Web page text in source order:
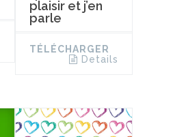
plaisir et j’en
parle
TÉLÉCHARGER
Details